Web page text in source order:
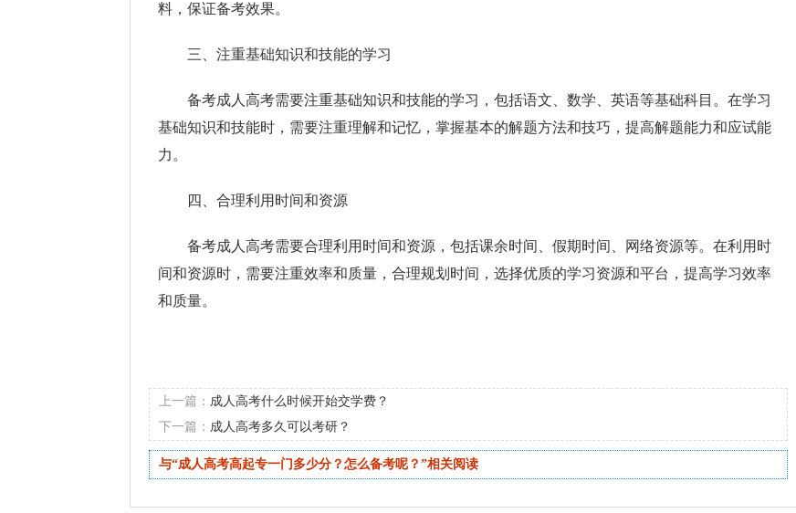
料，保证备考效果。
三、注重基础知识和技能的学习
备考成人高考需要注重基础知识和技能的学习，包括语文、数学、英语等基础科目。在学习
基础知识和技能时，需要注重理解和记忆，掌握基本的解题方法和技巧，提高解题能力和应试能
力。
四、合理利用时间和资源
备考成人高考需要合理利用时间和资源，包括课余时间、假期时间、网络资源等。在利用时
间和资源时，需要注重效率和质量，合理规划时间，选择优质的学习资源和平台，提高学习效率
和质量。
上一篇： 成人高考什么时候开始交学费？
下一篇： 成人高考多久可以考研？
与“成人高考高起专一门多少分？怎么备考呢？”相关阅读